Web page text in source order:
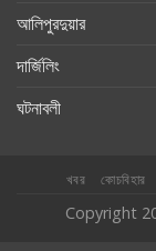
আলিপুরদুয়ার
দার্জিলিং
ঘটনাবলী
খবর কোচবিহার
Copyright